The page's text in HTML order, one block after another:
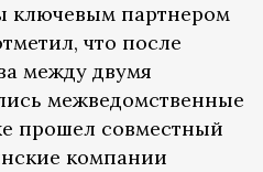
ключевым партнером
что после
между двумя
межведомственные
прошел совместный
компании